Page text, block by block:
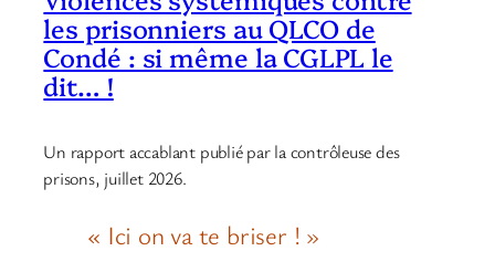
les prisonniers au QLCO de
Condé : si même la CGLPL le
dit… !
Un rapport accablant publié par la contrôleuse des
prisons, juillet 2026.
« Ici on va te briser ! »